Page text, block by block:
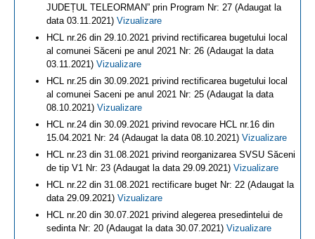
JUDEȚUL TELEORMAN” prin Program Nr: 27 (Adaugat la
data 03.11.2021) Vizualizare
HCL nr.26 din 29.10.2021 privind rectificarea bugetului local
al comunei Săceni pe anul 2021 Nr: 26 (Adaugat la data
03.11.2021) Vizualizare
HCL nr.25 din 30.09.2021 privind rectificarea bugetului local
al comunei Saceni pe anul 2021 Nr: 25 (Adaugat la data
08.10.2021) Vizualizare
HCL nr.24 din 30.09.2021 privind revocare HCL nr.16 din
15.04.2021 Nr: 24 (Adaugat la data 08.10.2021) Vizualizare
HCL nr.23 din 31.08.2021 privind reorganizarea SVSU Săceni
de tip V1 Nr: 23 (Adaugat la data 29.09.2021) Vizualizare
HCL nr.22 din 31.08.2021 rectificare buget Nr: 22 (Adaugat la
data 29.09.2021) Vizualizare
HCL nr.20 din 30.07.2021 privind alegerea presedintelui de
sedinta Nr: 20 (Adaugat la data 30.07.2021) Vizualizare